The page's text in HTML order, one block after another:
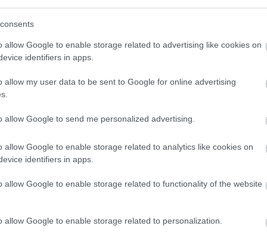
allow Google to enable storage related to advertising like cookies on
identifiers in apps.
allow my user data to be sent to Google for online advertising
allow Google to send me personalized advertising.
allow Google to enable storage related to analytics like cookies on
identifiers in apps.
allow Google to enable storage related to functionality of the website
allow Google to enable storage related to personalization.
a piaci
most ilyen
inkább
és